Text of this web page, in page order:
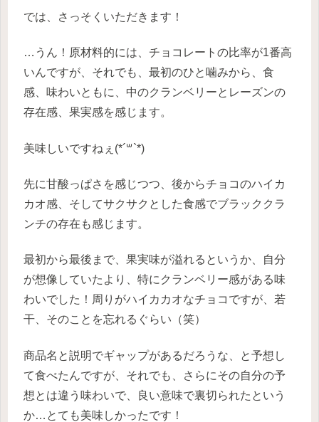
では、さっそくいただきます！
…うん！原材料的には、チョコレートの比率が1番高
いんですが、それでも、最初のひと噛みから、食
感、味わいともに、中のクランベリーとレーズンの
存在感、果実感を感じます。
美味しいですねぇ(*´꒳`*)
先に甘酸っぱさを感じつつ、後からチョコのハイカ
カオ感、そしてサクサクとした食感でブラッククラ
ンチの存在も感じます。
最初から最後まで、果実味が溢れるというか、自分
が想像していたより、特にクランベリー感がある味
わいでした！周りがハイカカオなチョコですが、若
干、そのことを忘れるぐらい（笑）
商品名と説明でギャップがあるだろうな、と予想し
て食べたんですが、それでも、さらにその自分の予
想とは違う味わいで、良い意味で裏切られたという
か…とても美味しかったです！